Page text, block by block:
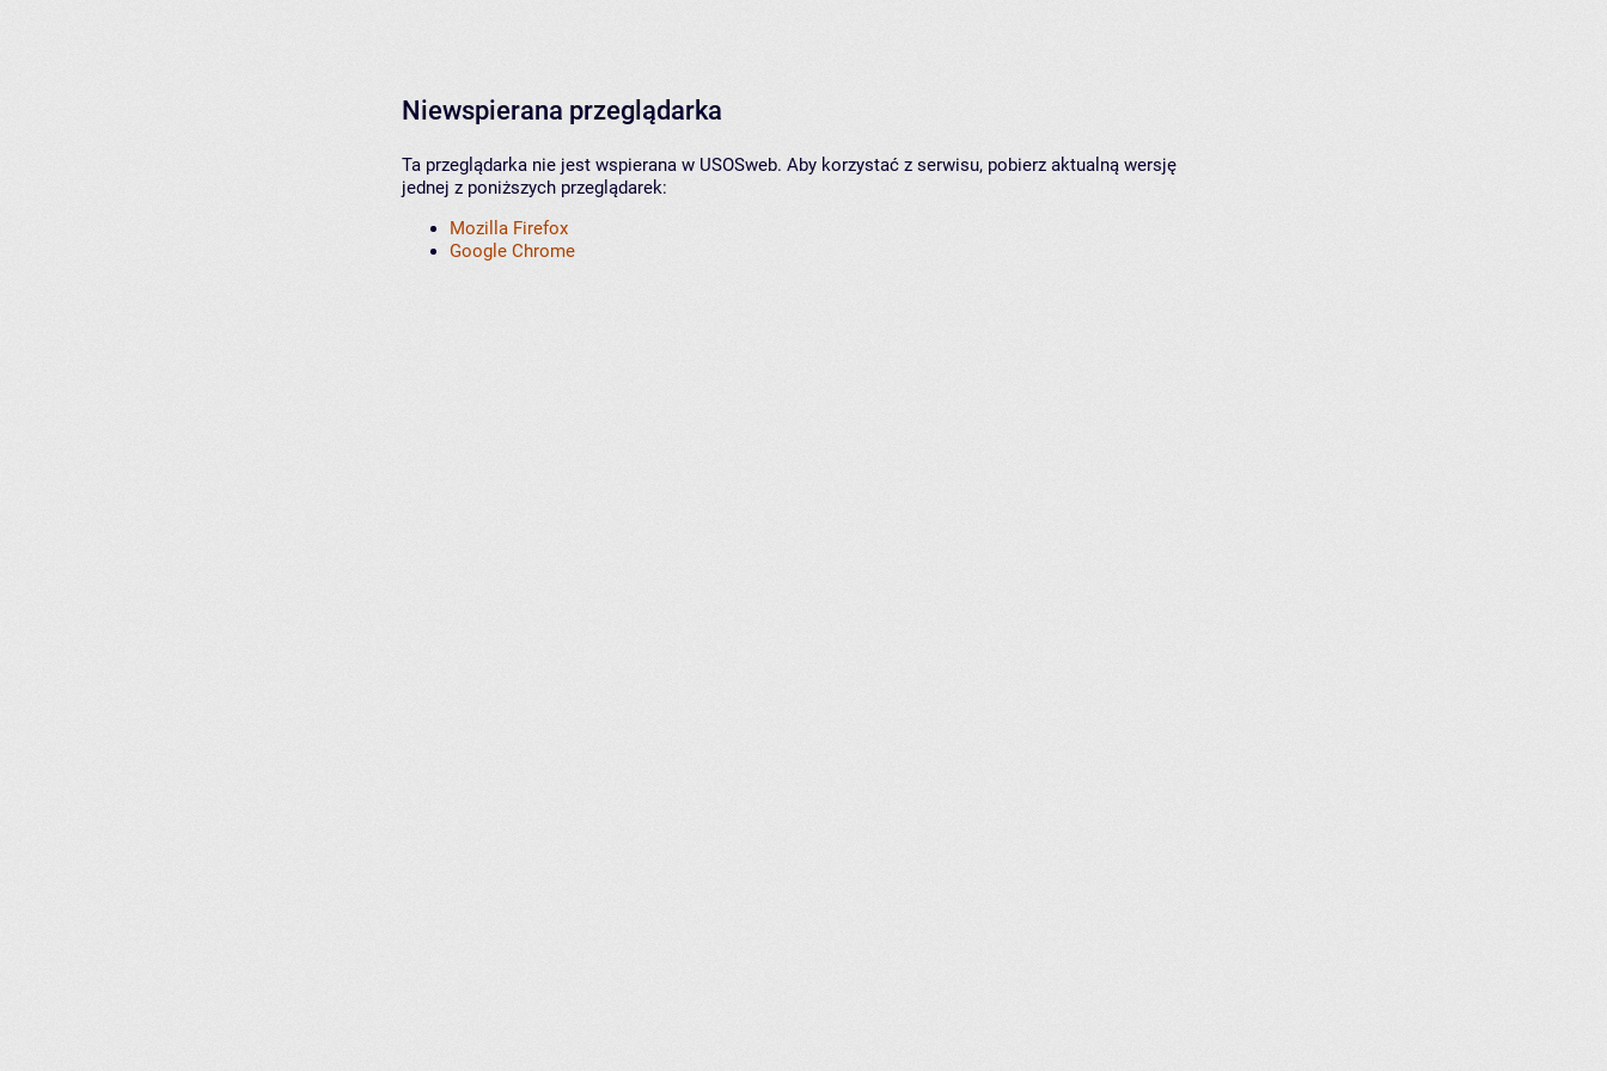
Niewspierana przeglądarka
Ta przeglądarka nie jest wspierana w USOSweb. Aby korzystać z serwisu, pobierz aktualną wersję
jednej z poniższych przeglądarek:
Mozilla Firefox
Google Chrome